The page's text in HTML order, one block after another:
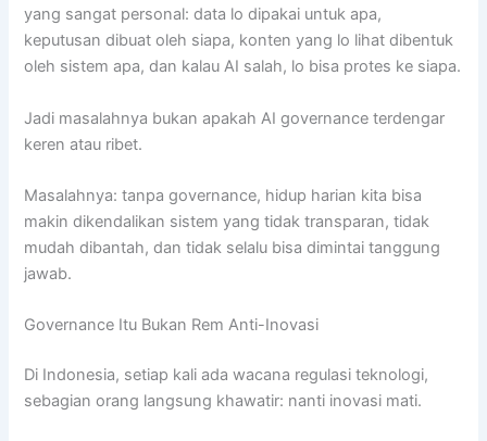
yang sangat personal: data lo dipakai untuk apa,
keputusan dibuat oleh siapa, konten yang lo lihat dibentuk
oleh sistem apa, dan kalau AI salah, lo bisa protes ke siapa.
Jadi masalahnya bukan apakah AI governance terdengar
keren atau ribet.
Masalahnya: tanpa governance, hidup harian kita bisa
makin dikendalikan sistem yang tidak transparan, tidak
mudah dibantah, dan tidak selalu bisa dimintai tanggung
jawab.
Governance Itu Bukan Rem Anti-Inovasi
Di Indonesia, setiap kali ada wacana regulasi teknologi,
sebagian orang langsung khawatir: nanti inovasi mati.